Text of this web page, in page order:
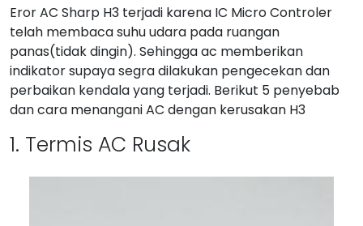
Eror AC Sharp H3 terjadi karena IC Micro Controler
telah membaca suhu udara pada ruangan
panas(tidak dingin). Sehingga ac memberikan
indikator supaya segra dilakukan pengecekan dan
perbaikan kendala yang terjadi. Berikut 5 penyebab
dan cara menangani AC dengan kerusakan H3
1. Termis AC Rusak